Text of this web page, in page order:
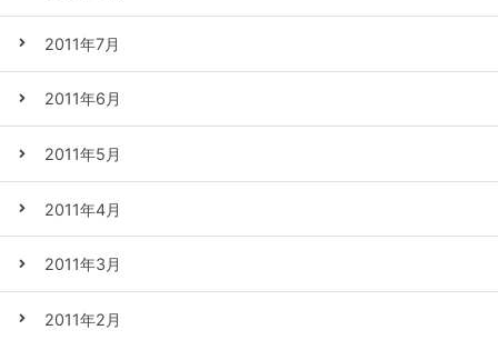
2011年7月
2011年6月
2011年5月
2011年4月
2011年3月
2011年2月